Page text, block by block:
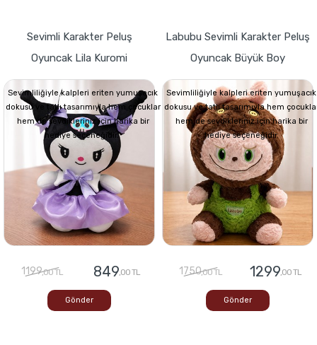
Sevimli Karakter Peluş
Oyuncak Lila Kuromi
Sevimliliğiyle kalpleri eriten yumuşacık
dokusu ve tatlı tasarımıyla hem çocuklar
hem de sevdikleriniz için harika bir
hediye seçeneğidir.
1199,00 TL 849,00 TL
Gönder
Labubu Sevimli Karakter Peluş
Oyuncak Büyük Boy
Sevimliliğiyle kalpleri eriten yumuşacık
dokusu ve tatlı tasarımıyla hem
hem de sevdikleriniz için harika bir
hediye seçeneğidir.
1750,00 TL 1299,00 TL
Gönder